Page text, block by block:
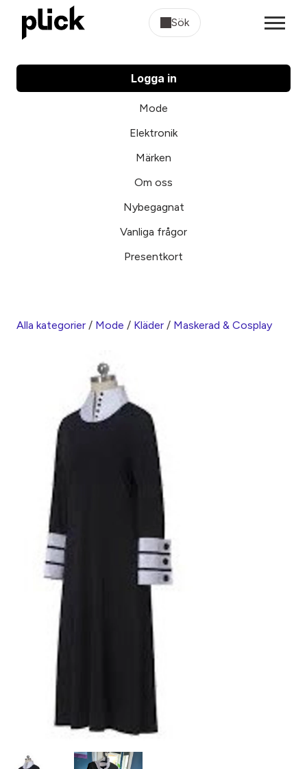
Sök
Logga in
Mode
Elektronik
Märken
Om oss
Nybegagnat
Vanliga frågor
Presentkort
Alla kategorier / Mode / Kläder / Maskerad & Cosplay